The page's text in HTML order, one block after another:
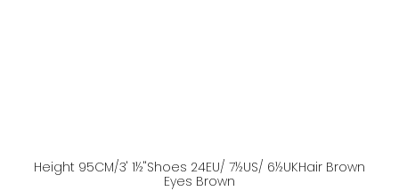
Height 95CM/3' 1½''Shoes 24EU/ 7½US/ 6½UKHair Brown
Eyes Brown